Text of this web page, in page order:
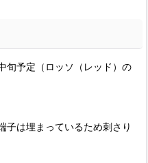
予定（ロッソ（レッド）の
は埋まっているため刺さり